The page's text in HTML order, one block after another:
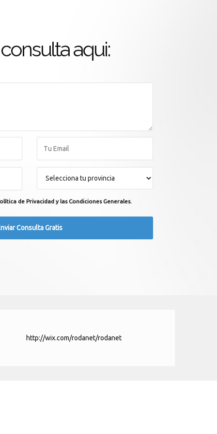
consulta aqui:
de Privacidad y las Condiciones Generales.
http://wix.com/rodanet/rodanet